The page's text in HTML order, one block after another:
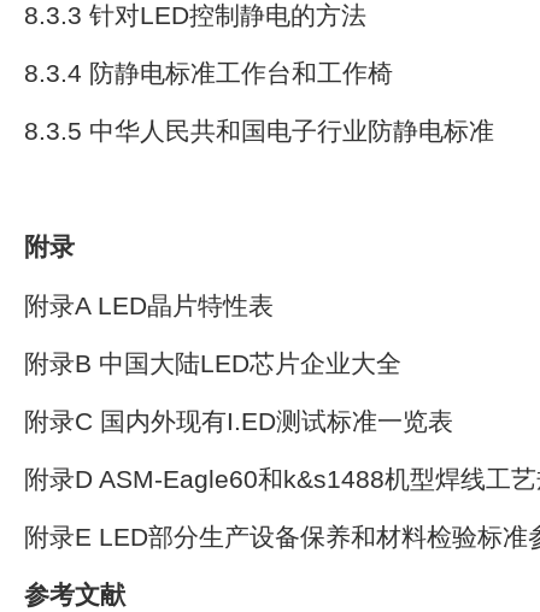
8.3.3 针对LED控制静电的方法
8.3.4 防静电标准工作台和工作椅
8.3.5 中华人民共和国电子行业防静电标准
附录
附录A LED晶片特性表
附录B 中国大陆LED芯片企业大全
附录C 国内外现有I.ED测试标准一览表
附录D ASM-Eagle60和k&s1488机型焊线工
附录E LED部分生产设备保养和材料检验标准
参考文献